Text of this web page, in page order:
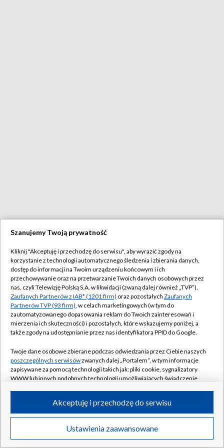
Szanujemy Twoją prywatność
Kliknij "Akceptuję i przechodzę do serwisu", aby wyrazić zgody na
korzystanie z technologii automatycznego śledzenia i zbierania danych,
dostęp do informacji na Twoim urządzeniu końcowym i ich
przechowywanie oraz na przetwarzanie Twoich danych osobowych przez
nas, czyli Telewizję Polską S.A. w likwidacji (zwaną dalej również „TVP”),
Zaufanych Partnerów z IAB* (1201 firm) oraz pozostałych Zaufanych
Partnerów TVP (93 firm), w celach marketingowych (w tym do
zautomatyzowanego dopasowania reklam do Twoich zainteresowań i
mierzenia ich skuteczności) i pozostałych, które wskazujemy poniżej, a
także zgody na udostępnianie przez nas identyfikatora PPID do Google.
Twoje dane osobowe zbierane podczas odwiedzania przez Ciebie naszych
poszczególnych serwisówzwanych dalej „Portalem”, w tym informacje
zapisywane za pomocą technologii takich jak: pliki cookie, sygnalizatory
WWW lub innych podobnych technologii umożliwiających świadczenie
ruchu w Internecie.
Twoje dane osobowe zbierane podczas odwiedzania przez Ciebie
poszczególnych serwisówna Portalu, takie jak adresy IP, identyfikatory
Ustawienia zaawansowane
Akceptuję i przechodzę do serwisu